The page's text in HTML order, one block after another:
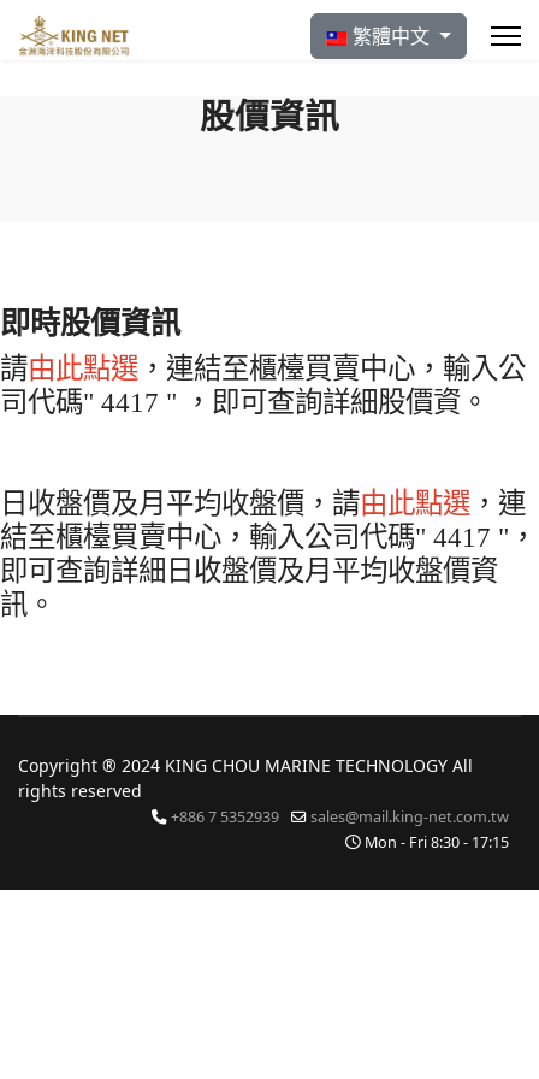
選擇你的語言
繁體中文
股價資訊
即時股價資訊
請由此點選 ，連結至櫃檯買賣中心，輸入公
司代碼" 4417 " ，即可查詢詳細股價資。
日收盤價及月平均收盤價，請由此點選 ，連
結至櫃檯買賣中心，輸入公司代碼" 4417 "，
即可查詢詳細日收盤價及月平均收盤價資
訊。
Copyright ® 2024 KING CHOU MARINE TECHNOLOGY All
rights reserved
+886 7 5352939
sales@mail.king-net.com.tw
Mon - Fri 8:30 - 17:15